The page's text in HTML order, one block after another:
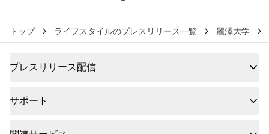
トップ ライフスタイルのプレスリリース一覧 麗澤大学
プレスリリース配信
サポート